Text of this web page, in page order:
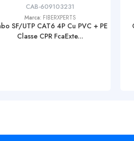
CAB-609103231
Marca: FIBERXPERTS
SF/UTP CAT6 4P Cu PVC + PE
Classe CPR FcaExte...